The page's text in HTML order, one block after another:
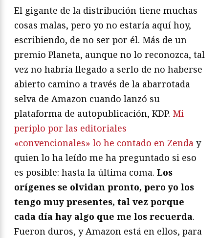
El gigante de la distribución tiene muchas
cosas malas, pero yo no estaría aquí hoy,
escribiendo, de no ser por él. Más de un
premio Planeta, aunque no lo reconozca, tal
vez no habría llegado a serlo de no haberse
abierto camino a través de la abarrotada
selva de Amazon cuando lanzó su
plataforma de autopublicación, KDP. Mi
periplo por las editoriales
«convencionales» lo he contado en Zenda y
quien lo ha leído me ha preguntado si eso
es posible: hasta la última coma. Los
orígenes se olvidan pronto, pero yo los
tengo muy presentes, tal vez porque
cada día hay algo que me los recuerda.
Fueron duros, y Amazon está en ellos, para